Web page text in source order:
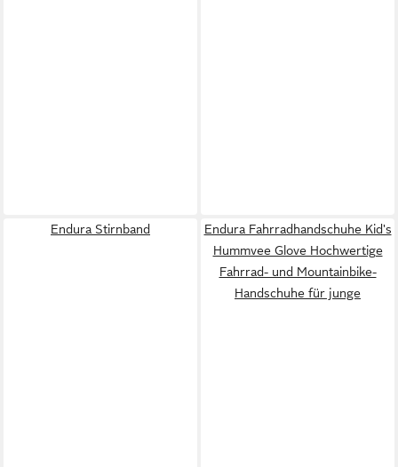
Endura Stirnband
Endura Fahrradhandschuhe Kid's
Hummvee Glove Hochwertige
Fahrrad- und Mountainbike-
Handschuhe für junge